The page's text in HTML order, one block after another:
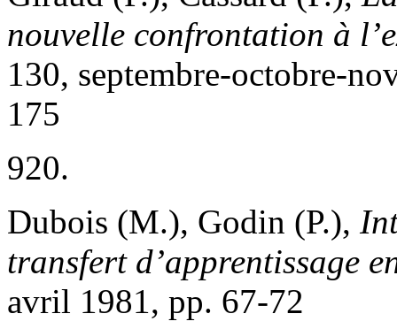
nouvelle confrontation à
130, septembre-octobre-
175
920.
Dubois (M.), Godin (P.),
transfert d’apprentissage
avril 1981, pp. 67-72